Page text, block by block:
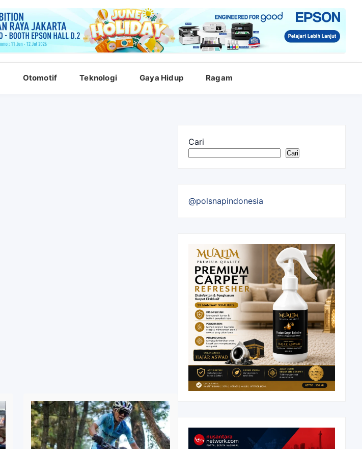
Otomotif Teknologi Gaya Hidup Ragam
Cari
Cari
@polsnapindonesia